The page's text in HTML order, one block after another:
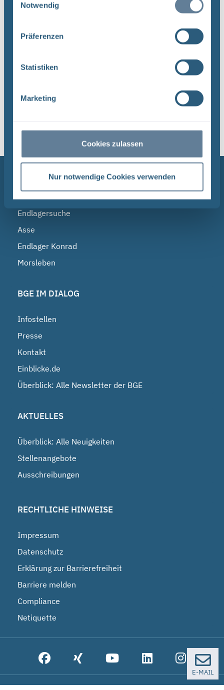
Notwendig
Präferenzen
Statistiken
Marketing
Cookies zulassen
Nur notwendige Cookies verwenden
umfassende Aufgabenspek- ...
Dateityp: PDF | Dokumentenstand vom:
NAVIGATION
BGE
Endlagersuche
Asse
Endlager Konrad
Morsleben
BGE IM DIALOG
Infostellen
Presse
Kontakt
Einblicke.de
Überblick: Alle Newsletter der BGE
AKTUELLES
Überblick: Alle Neuigkeiten
Stellenangebote
Ausschreibungen
RECHTLICHE HINWEISE
Impressum
Datenschutz
Erklärung zur Barrierefreiheit
Barriere melden
Compliance
Netiquette
© 2026 Bundesgesellschaft für Endlagerung
E-MAIL